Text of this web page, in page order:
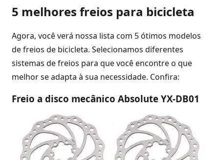
5 melhores freios para bicicleta
Agora, você verá nossa lista com 5 ótimos modelos
de freios de bicicleta. Selecionamos diferentes
sistemas de freios para que você encontre o que
melhor se adapta à sua necessidade. Confira:
Freio a disco mecânico Absolute YX-DB01